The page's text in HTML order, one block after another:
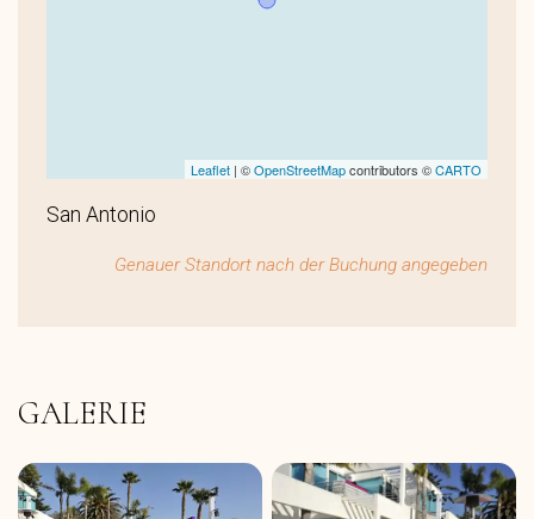
Leaflet | ©OpenStreetMapcontributors ©CARTO
San Antonio
Genauer Standort nach der Buchung angegeben
GALERIE